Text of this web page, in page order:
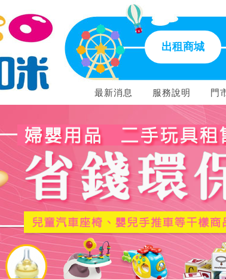
出租商城
最新消息 服務說明 門